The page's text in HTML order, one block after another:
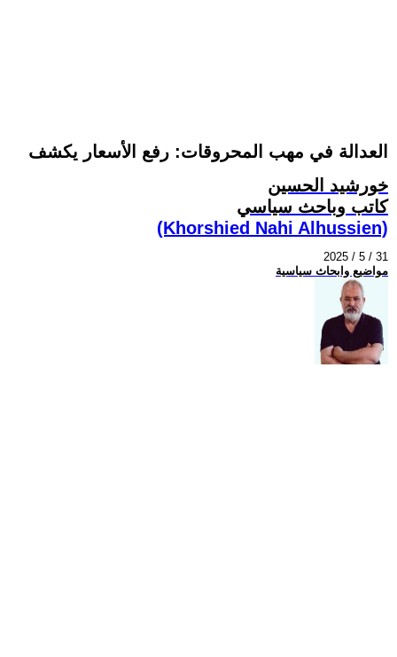
العدالة في مهب المحروقات: رفع الأسعار يكشف
خورشيد الحسين
كاتب وباحث سياسي
(Khorshied Nahi Alhussien)
2025 / 5 / 31
مواضيع وابحاث سياسية